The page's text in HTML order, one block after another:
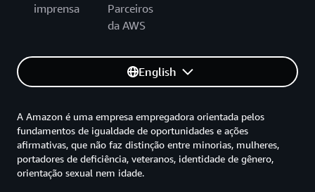
imprensa
Parceiros
da AWS
English
A Amazon é uma empresa empregadora orientada pelos
fundamentos de igualdade de oportunidades e ações
afirmativas, que não faz distinção entre minorias, mulheres,
portadores de deficiência, veteranos, identidade de gênero,
orientação sexual nem idade.